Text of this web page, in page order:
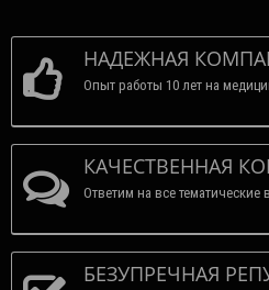
НАДЕЖНАЯ
Опыт работы 10 лет на
КАЧЕСТВЕННАЯ
Ответим на все тематические
БЕЗУПРЕЧНАЯ